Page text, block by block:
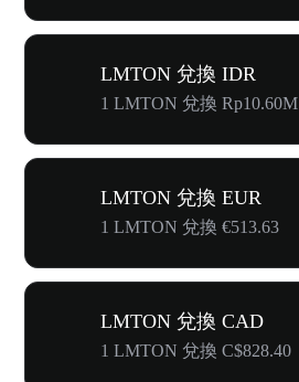
LMTON 兌換 IDR
1 LMTON 兌換 Rp10.60M
LMTON 兌換 EUR
1 LMTON 兌換 €513.63
LMTON 兌換 CAD
1 LMTON 兌換 C$828.40